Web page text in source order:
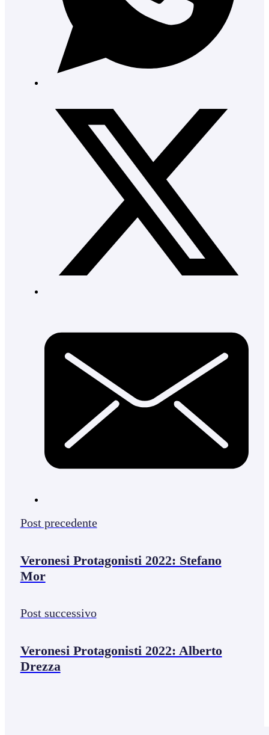
Post precedente
Veronesi Protagonisti 2022: Stefano
Mor
Post successivo
Veronesi Protagonisti 2022: Alberto
Drezza